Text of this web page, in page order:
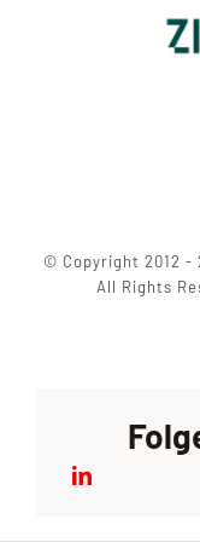
© Copyright 2012 -
All Rights